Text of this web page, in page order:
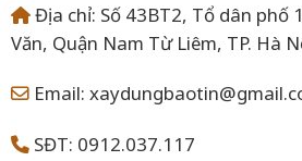
Địa chỉ: Số 43BT2, Tổ dân phố
Văn, Quận Nam Từ Liêm, TP. Hà
Email:
SĐT: 0912.037.117